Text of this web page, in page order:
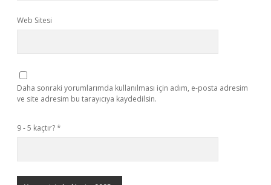
Web Sitesi
Daha sonraki yorumlarımda kullanılması için adım, e-posta adresim
ve site adresim bu tarayıcıya kaydedilsin.
9 - 5 kaçtır?*